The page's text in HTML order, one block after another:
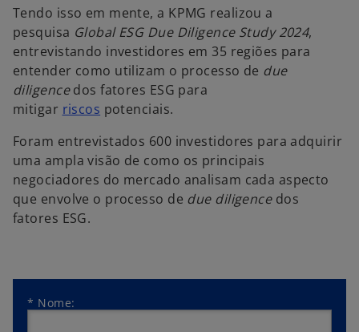
Tendo isso em mente, a KPMG realizou a
pesquisa Global ESG Due Diligence Study 2024,
entrevistando investidores em 35 regiões para
entender como utilizam o processo de due
diligencedos fatores ESG para
mitigar riscos potenciais.
Foram entrevistados 600 investidores para adquirir
uma ampla visão de como os principais
negociadores do mercado analisam cada aspecto
que envolve o processo de due diligencedos
fatores ESG.
* Nome: